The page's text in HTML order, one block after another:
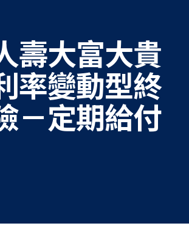
壽大富大貴
率變動型終
－定期給付